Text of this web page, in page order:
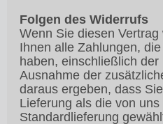
Folgen des Widerrufs
Wenn Sie diesen
Ihnen alle Zahlungen,
haben, einschließlich
Ausnahme der
daraus ergeben, dass
Lieferung als die von
Standardlieferung